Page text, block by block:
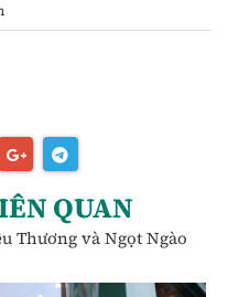
QUAN
Thương và Ngọt Ngào